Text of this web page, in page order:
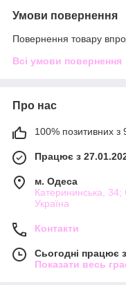
Умови повернення
Повернення товару
Всі умови повернення
Про нас
100% позитивних з
Працює з
м. Одеса
Катерининська,
Україна
Контакти
Сьогодні працює
Показати весь